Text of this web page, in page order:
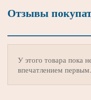
Отзывы
У этого товара пока
впечатлением первым.